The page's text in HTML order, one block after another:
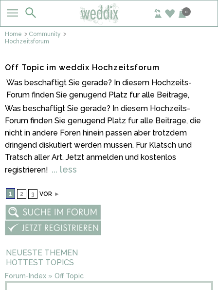
0
Home
Community
Hochzeitsforum
Off Topic im weddix Hochzeitsforum
Was beschaftigt Sie gerade? In diesem Hochzeits-
Forum finden Sie genugend Platz fur alle Beitrage,
Was beschaftigt Sie gerade? In diesem Hochzeits-
Forum finden Sie genugend Platz fur alle Beitrage, die
nicht in andere Foren hinein passen aber trotzdem
dringend diskutiert werden mussen. Fur Klatsch und
Tratsch aller Art. Jetzt anmelden und kostenlos
registrieren! ... less
1 2 3 VOR ►
NEUESTE THEMEN
HOTTEST TOPICS
Forum-Index » Off Topic